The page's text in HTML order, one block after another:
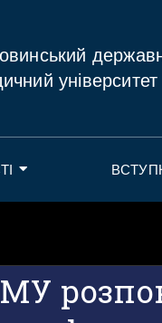
університет